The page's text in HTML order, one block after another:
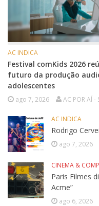
AC INDICA
Festival comKids 2026
futuro da produção
adolescentes
ago 7, 2026 AC POR AÍ -
AC INDICA
Rodrigo
ago 7, 2026
CINEMA &
Paris Filmes
Acme”
ago 6, 2026